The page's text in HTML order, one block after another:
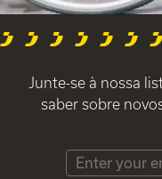
Junte-se à nossa
saber sobre